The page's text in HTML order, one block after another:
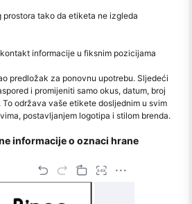
prostora tako da etiketa ne izgleda
kontakt informacije u fiksnim pozicijama
predložak za ponovnu upotrebu. Sljedeći
i promijeniti samo okus, datum, broj
održava vaše etikete dosljednim u svim
postavljanjem logotipa i stilom brenda.
informacije o oznaci hrane